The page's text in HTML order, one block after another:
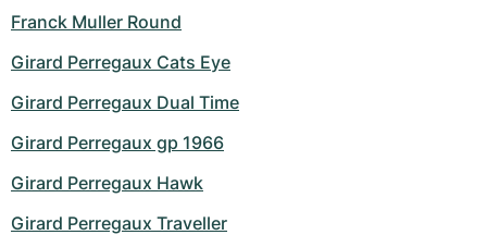
Franck Muller Round
Girard Perregaux Cats Eye
Girard Perregaux Dual Time
Girard Perregaux gp 1966
Girard Perregaux Hawk
Girard Perregaux Traveller